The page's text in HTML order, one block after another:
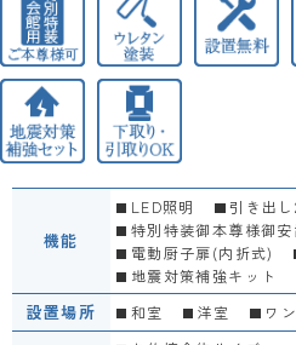
機能
LED照明 引き出
特別特装御本尊様御安
電動厨子扉(内折式)
地震対策補強キット
設置場所 和室 洋室 ワ